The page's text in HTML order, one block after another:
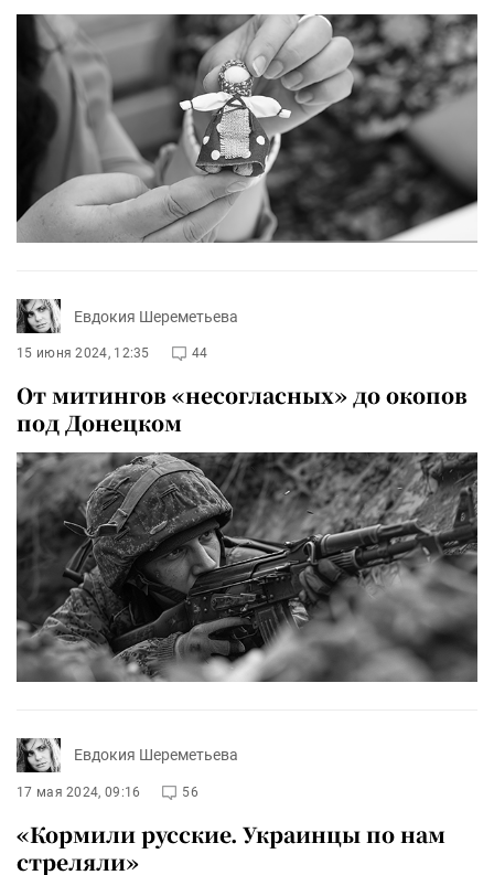
Евдокия Шереметьева
15 июня 2024, 12:35 44
От митингов «несогласных» до окопов
под Донецком
Евдокия Шереметьева
17 мая 2024, 09:16 56
«Кормили русские. Украинцы по нам
стреляли»